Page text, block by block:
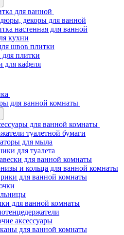
для ванной
декоры для ванной
настенная для ванной
кухни
швов плитки
плитки
для кафеля
для ванной комнаты
для ванной комнаты
туалетной бумаги
для мыла
для туалета
для ванной комнаты
и кольца для ванной комнаты
для ванной комнаты
для ванной комнаты
аксессуары
для ванной комнаты